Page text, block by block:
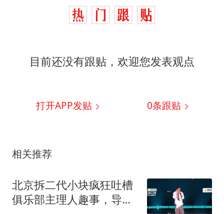
目前还没有跟贴，欢迎您发表观点
打开APP发贴 0条跟贴
相关推荐
北京拆二代小块疯狂吐槽
俱乐部主理人趣事，导师